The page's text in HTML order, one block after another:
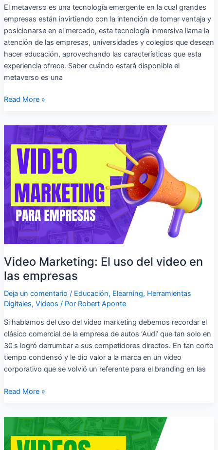
El metaverso es una tecnología emergente en la cual grandes
empresas están invirtiendo con la intención de tomar ventaja y
posicionarse en el mercado, esta tecnología inmersiva llama la
atención de las empresas, universidades y colegios que desean
hacer educación, aprovechando las características que esta
experiencia ofrece. Saber cuándo estará disponible el
metaverso es una
Read More »
Video Marketing: El uso del video en
las empresas
Deja un comentario / Educación, Elearning, Herramientas
Digitales, Videos / Por Robert Aponte
Si hablamos del uso del video marketing debemos recordar el
clásico comercial de la empresa de autos ‘Audi’ que tan solo en
30 s logró derrumbar a sus competidores directos. En tan corto
tiempo condensó y le dio valor a la marca en un video
corporativo que se volvió un referente para el branding en las
Video
Marketing:
El
uso
del
video
empresas
Read More »
video
animado,